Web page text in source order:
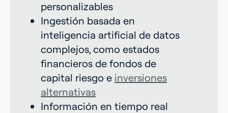
personalizables
Ingestión basada en
inteligencia artificial de datos
complejos, como estados
financieros de fondos de
capital riesgo e inversiones
alternativas
Información en tiempo real